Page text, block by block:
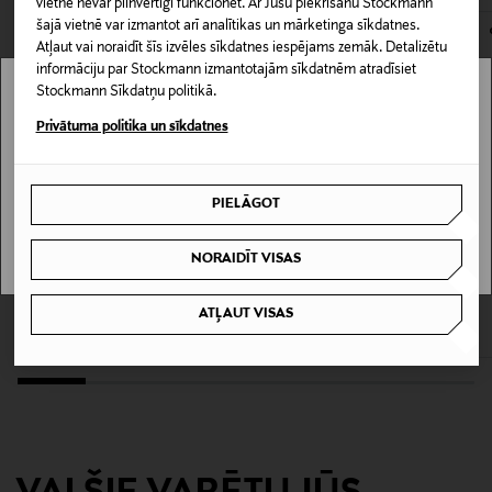
vietne nevar pilnvērtīgi funkcionēt. Ar Jūsu piekrišanu Stockmann
šajā vietnē var izmantot arī analītikas un mārketinga sīkdatnes.
Atļaut vai noraidīt šīs izvēles sīkdatnes iespējams zemāk. Detalizētu
informāciju par Stockmann izmantotajām sīkdatnēm atradīsiet
Stockmann Sīkdatņu politikā.
Privātuma politika un sīkdatnes
PIELĀGOT
NORAIDĪT VISAS
ATĻAUT VISAS
Nagu laka nesatur formaldehīdu, formaldehīda
atlikumus, toluolu, kamparu, dibutilftalātus (ftalātus).
128540846
Iepakojuma izmērs
10 ml
Vegāns
Ādas tips
Kyllä
kas tiek atdoti atpakaļ, ir jābūt to sākotnējā neatvērtajā
iepakojumā.
PREČU ATGRIEŠANAS POLITIKA
KURE BAZAAR
Original Price
KURE BAZAAR
Khol nagu laka 10 ml
Original Price
Stockmann nav pieejams tavā valstī.
I UNDERSTAND